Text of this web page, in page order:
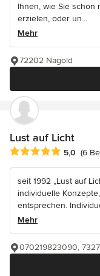
Ihnen, wie Sie schon
erzielen, oder un...
Mehr
72202 Nagold
Lust auf Licht
Durchschnittliche
5,0 (6
seit 1992 „Lust auf
individuelle
entsprechen.
Mehr
070219823090,